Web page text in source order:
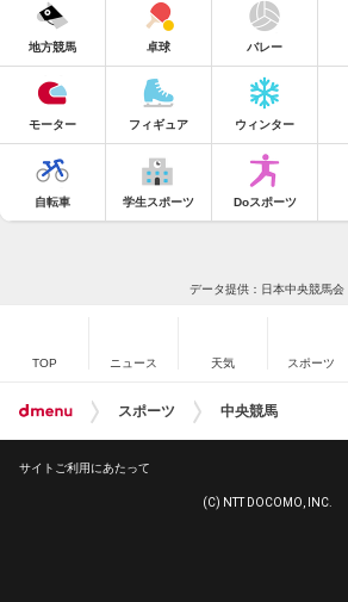
地方競馬 卓球 バレー
モーター フィギュア ウィンター
自転車 学生スポーツ Doスポーツ
データ提供：日本中央競馬会
TOP ニュース 天気 スポーツ
スポーツ 中央競馬
サイトご利用にあたって
(C) NTT DOCOMO, INC.